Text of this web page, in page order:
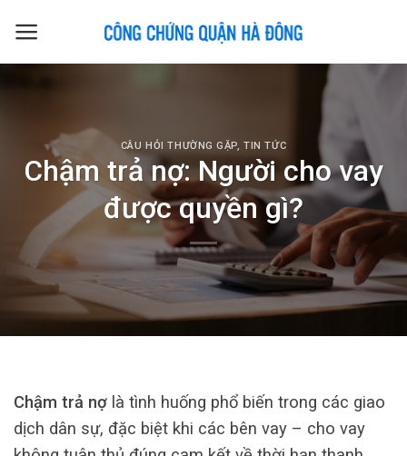
CÂU HỎI THƯỜNG GẶP,TIN TỨC
Chậm trả nợ: Người cho vay
được quyền gì?
Chậm trả nợ là tình huống phổ biến trong các giao
dịch dân sự, đặc biệt khi các bên vay – cho vay